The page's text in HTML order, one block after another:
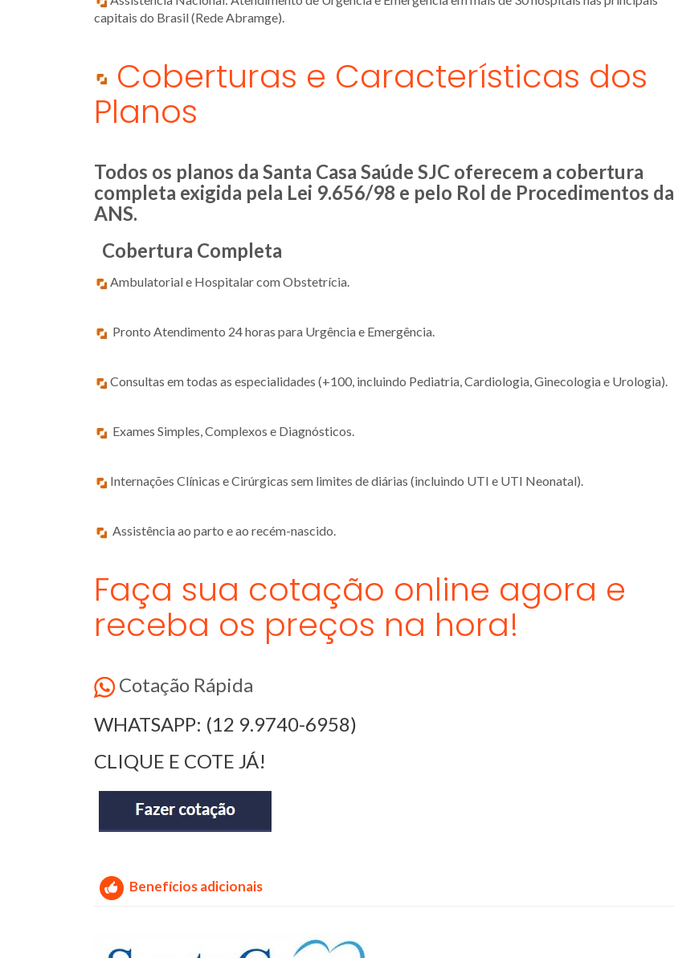
capitais do Brasil (Rede Abramge).
Coberturas e Características dos
Planos
Todos os planos da Santa Casa Saúde SJC oferecem a cobertura
completa exigida pela Lei 9.656/98 e pelo Rol de Procedimentos da
ANS.
Cobertura Completa
Ambulatorial e Hospitalar com Obstetrícia.
Pronto Atendimento 24 horas para Urgência e Emergência.
Consultas em todas as especialidades (+100, incluindo Pediatria, Cardiologia, Ginecologia e Urologia).
Exames Simples, Complexos e Diagnósticos.
Internações Clínicas e Cirúrgicas sem limites de diárias (incluindo UTI e UTI Neonatal).
Assistência ao parto e ao recém-nascido.
Faça sua cotação online agora e
receba os preços na hora!
Cotação Rápida
WHATSAPP: (12 9.9740-6958)
CLIQUE E COTE JÁ!
Benefícios adicionais